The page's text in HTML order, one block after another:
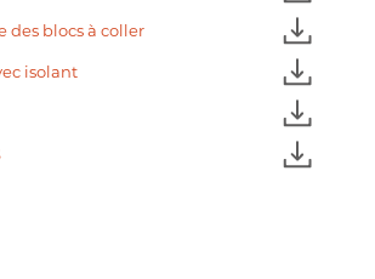
des blocs à coller
isolant